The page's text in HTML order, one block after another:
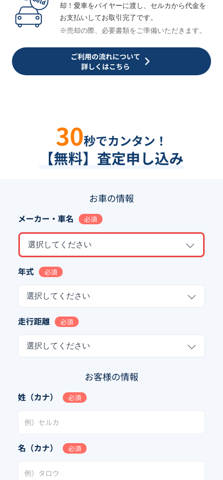
却！愛車をバイヤーに渡し、セルカから代金を
お支払いしてお取引完了です。
※売却の際、必要書類をご準備いただきます。
ご利用の流れについて
詳しくはこちら
30秒でカンタン！
【無料】査定申し込み
お車の情報
メーカー・車名 必須
選択してください
年式 必須
選択してください
走行距離 必須
選択してください
お客様の情報
姓（カナ） 必須
名（カナ） 必須